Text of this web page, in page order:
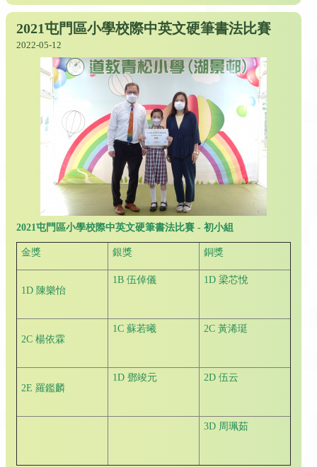
2021屯門區小學校際中英文硬筆書法比賽
2022-05-12
2021屯門區小學校際中英文硬筆書法比賽 - 初小組
金獎 銀獎 銅獎
1D 陳樂怡
1B 伍倬儀 1D 梁芯悅
2C 楊依霖
1C 蘇若曦 2C 黃浠珽
2E 羅鑑麟
1D 鄧竣元 2D 伍云
3D 周珮茹